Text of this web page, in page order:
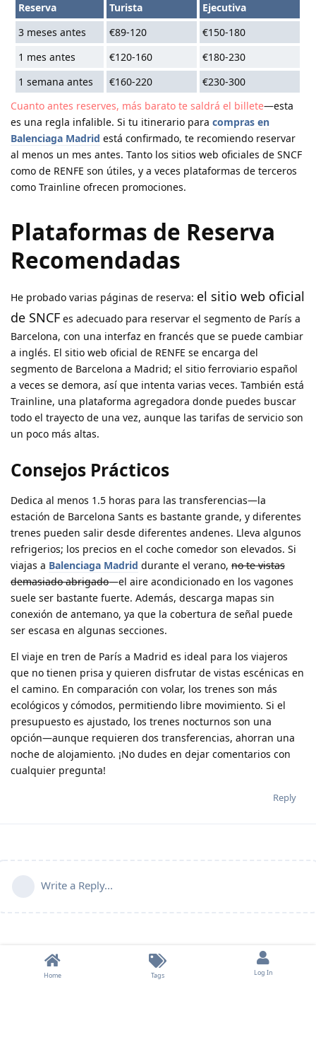
Reserva
Turista
Ejecutiva
3 meses antes
€89-120
€150-180
1 mes antes
€120-160
€180-230
1 semana antes
€160-220
€230-300
Cuanto antes reserves, más barato te saldrá el billete—esta
es una regla infalible. Si tu itinerario para compras en
Balenciaga Madrid está confirmado, te recomiendo reservar
al menos un mes antes. Tanto los sitios web oficiales de SNCF
como de RENFE son útiles, y a veces plataformas de terceros
como Trainline ofrecen promociones.
Plataformas de Reserva
Recomendadas
He probado varias páginas de reserva: el sitio web oficial
de SNCF es adecuado para reservar el segmento de París a
Barcelona, con una interfaz en francés que se puede cambiar
a inglés. El sitio web oficial de RENFE se encarga del
segmento de Barcelona a Madrid; el sitio ferroviario español
a veces se demora, así que intenta varias veces. También está
Trainline, una plataforma agregadora donde puedes buscar
todo el trayecto de una vez, aunque las tarifas de servicio son
un poco más altas.
Consejos Prácticos
Dedica al menos 1.5 horas para las transferencias—la
estación de Barcelona Sants es bastante grande, y diferentes
trenes pueden salir desde diferentes andenes. Lleva algunos
refrigerios; los precios en el coche comedor son elevados. Si
viajas a Balenciaga Madrid durante el verano, no te vistas
demasiado abrigado—el aire acondicionado en los vagones
suele ser bastante fuerte. Además, descarga mapas sin
conexión de antemano, ya que la cobertura de señal puede
ser escasa en algunas secciones.
El viaje en tren de París a Madrid es ideal para los viajeros
que no tienen prisa y quieren disfrutar de vistas escénicas en
el camino. En comparación con volar, los trenes son más
ecológicos y cómodos, permitiendo libre movimiento. Si el
presupuesto es ajustado, los trenes nocturnos son una
opción—aunque requieren dos transferencias, ahorran una
noche de alojamiento. ¡No dudes en dejar comentarios con
cualquier pregunta!
Reply
Write a Reply...
Home Tags Log In